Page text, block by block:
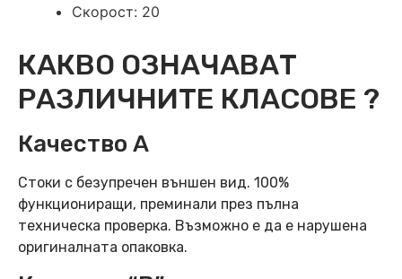
Скорост: 20
КАКВО ОЗНАЧАВАТ
РАЗЛИЧНИТЕ КЛАСОВЕ ?
Качество А
Стоки с безупречен външен вид. 100%
функциониращи, преминали през пълна
техническа проверка. Възможно е да е нарушена
оригиналната опаковка.